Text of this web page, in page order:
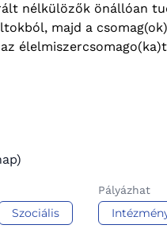
nélkülözők önállóan
majd a
Szociális
Pályázhat